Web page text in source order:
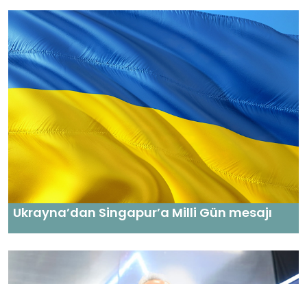
Ukrayna’dan Singapur’a Milli Gün mesajı